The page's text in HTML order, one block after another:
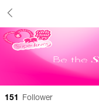
151 Follower